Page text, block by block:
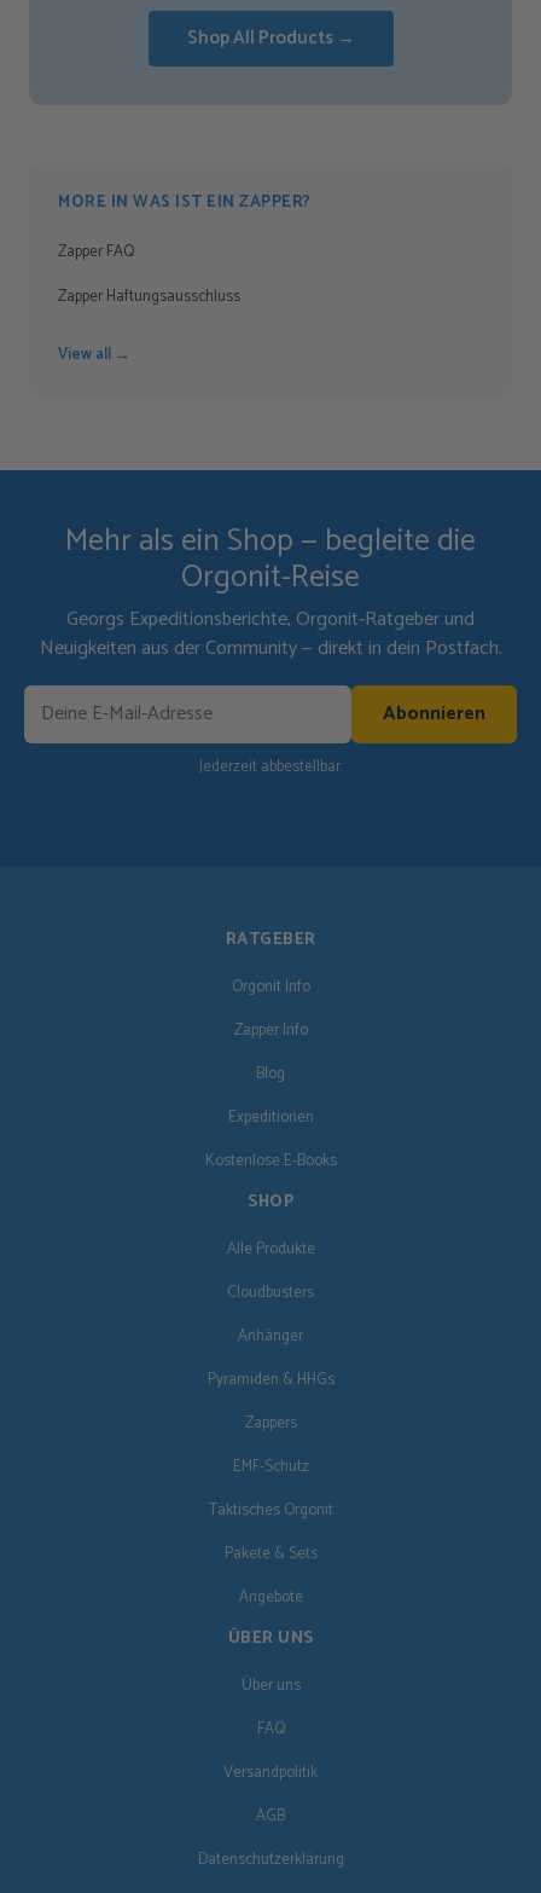
Shop All Products →
MORE IN WAS IST EIN ZAPPER?
Zapper FAQ
Zapper Haftungsausschluss
View all →
Mehr als ein Shop — begleite die
Orgonit-Reise
Georgs Expeditionsberichte, Orgonit-Ratgeber und
Neuigkeiten aus der Community — direkt in dein Postfach.
Abonnieren
Jederzeit abbestellbar.
RATGEBER
Orgonit Info
Zapper Info
Blog
Expeditionen
Kostenlose E-Books
SHOP
Alle Produkte
Cloudbusters
Anhänger
Pyramiden & HHGs
Zappers
EMF-Schutz
Taktisches Orgonit
Pakete & Sets
Angebote
ÜBER UNS
Über uns
FAQ
Versandpolitik
AGB
Datenschutzerklärung